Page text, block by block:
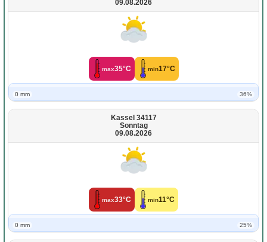
09.08.2026
max35°C min17°C
0 mm 36%
Kassel 34117
Sonntag
09.08.2026
max33°C min11°C
0 mm 25%